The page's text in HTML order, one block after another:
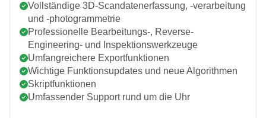
Vollständige 3D-Scandatenerfassung, -verarbeitung
und -photogrammetrie
Professionelle Bearbeitungs-, Reverse-
Engineering- und Inspektionswerkzeuge
Umfangreichere Exportfunktionen
Wichtige Funktionsupdates und neue Algorithmen
Skriptfunktionen
Umfassender Support rund um die Uhr